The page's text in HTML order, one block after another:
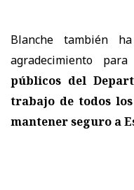
Blanche también
agradecimiento para
públicos del
trabajo de todos
mantener seguro a